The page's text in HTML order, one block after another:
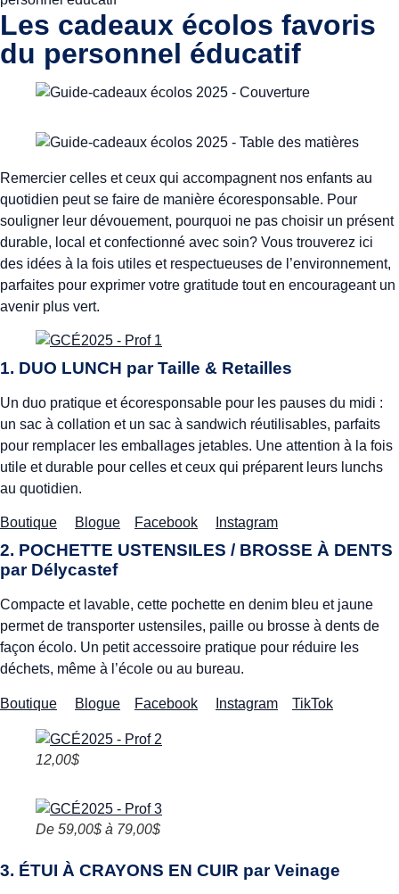
Les cadeaux écolos favoris
du personnel éducatif
Remercier celles et ceux qui accompagnent nos enfants au
quotidien peut se faire de manière écoresponsable. Pour
souligner leur dévouement, pourquoi ne pas choisir un présent
durable, local et confectionné avec soin? Vous trouverez ici
des idées à la fois utiles et respectueuses de l’environnement,
parfaites pour exprimer votre gratitude tout en encourageant un
avenir plus vert.
1. DUO LUNCH parTaille & Retailles
Un duo pratique et écoresponsable pour les pauses du midi :
un sac à collation et un sac à sandwich réutilisables, parfaits
pour remplacer les emballages jetables. Une attention à la fois
utile et durable pour celles et ceux qui préparent leurs lunchs
au quotidien.
Boutique Blogue Facebook Instagram
2. POCHETTE USTENSILES / BROSSE À DENTS
par Délycastef
Compacte et lavable, cette pochette en denim bleu et jaune
permet de transporter ustensiles, paille ou brosse à dents de
façon écolo. Un petit accessoire pratique pour réduire les
déchets, même à l’école ou au bureau.
Boutique Blogue Facebook Instagram TikTok
12,00$
De 59,00$ à 79,00$
3. ÉTUI À CRAYONS EN CUIR parVeinage